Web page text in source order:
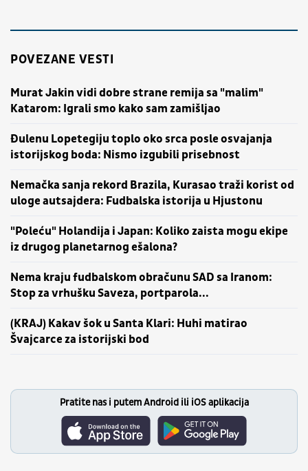
POVEZANE VESTI
Murat Jakin vidi dobre strane remija sa "malim"
Katarom: Igrali smo kako sam zamišljao
Đulenu Lopetegiju toplo oko srca posle osvajanja
istorijskog boda: Nismo izgubili prisebnost
Nemačka sanja rekord Brazila, Kurasao traži korist od
uloge autsajdera: Fudbalska istorija u Hjustonu
"Poleću" Holandija i Japan: Koliko zaista mogu ekipe
iz drugog planetarnog ešalona?
Nema kraju fudbalskom obračunu SAD sa Iranom:
Stop za vrhušku Saveza, portparola...
(KRAJ) Kakav šok u Santa Klari: Huhi matirao
Švajcarce za istorijski bod
Pratite nas i putem Android ili iOS aplikacija